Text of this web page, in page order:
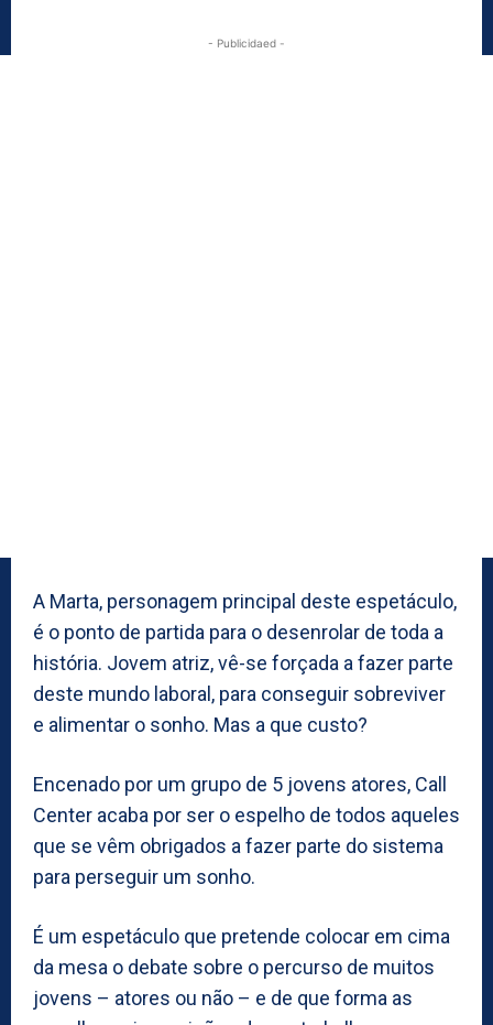
- Publicidaed -
A Marta, personagem principal deste espetáculo,
é o ponto de partida para o desenrolar de toda a
história. Jovem atriz, vê-se forçada a fazer parte
deste mundo laboral, para conseguir sobreviver
e alimentar o sonho. Mas a que custo?
Encenado por um grupo de 5 jovens atores, Call
Center acaba por ser o espelho de todos aqueles
que se vêm obrigados a fazer parte do sistema
para perseguir um sonho.
É um espetáculo que pretende colocar em cima
da mesa o debate sobre o percurso de muitos
jovens – atores ou não – e de que forma as